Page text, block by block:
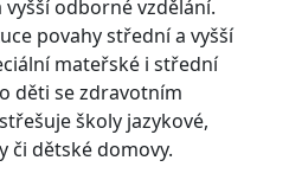
odborné vzdělání.
povahy střední a vyšší
mateřské i střední
děti se zdravotním
školy jazykové,
či dětské domovy.